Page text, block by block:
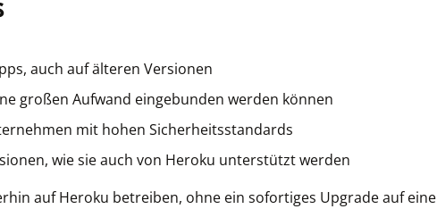
auch auf älteren Versionen
großen Aufwand eingebunden werden können
mit hohen Sicherheitsstandards
wie sie auch von Heroku unterstützt werden
auf Heroku betreiben, ohne ein sofortiges Upgrade auf eine